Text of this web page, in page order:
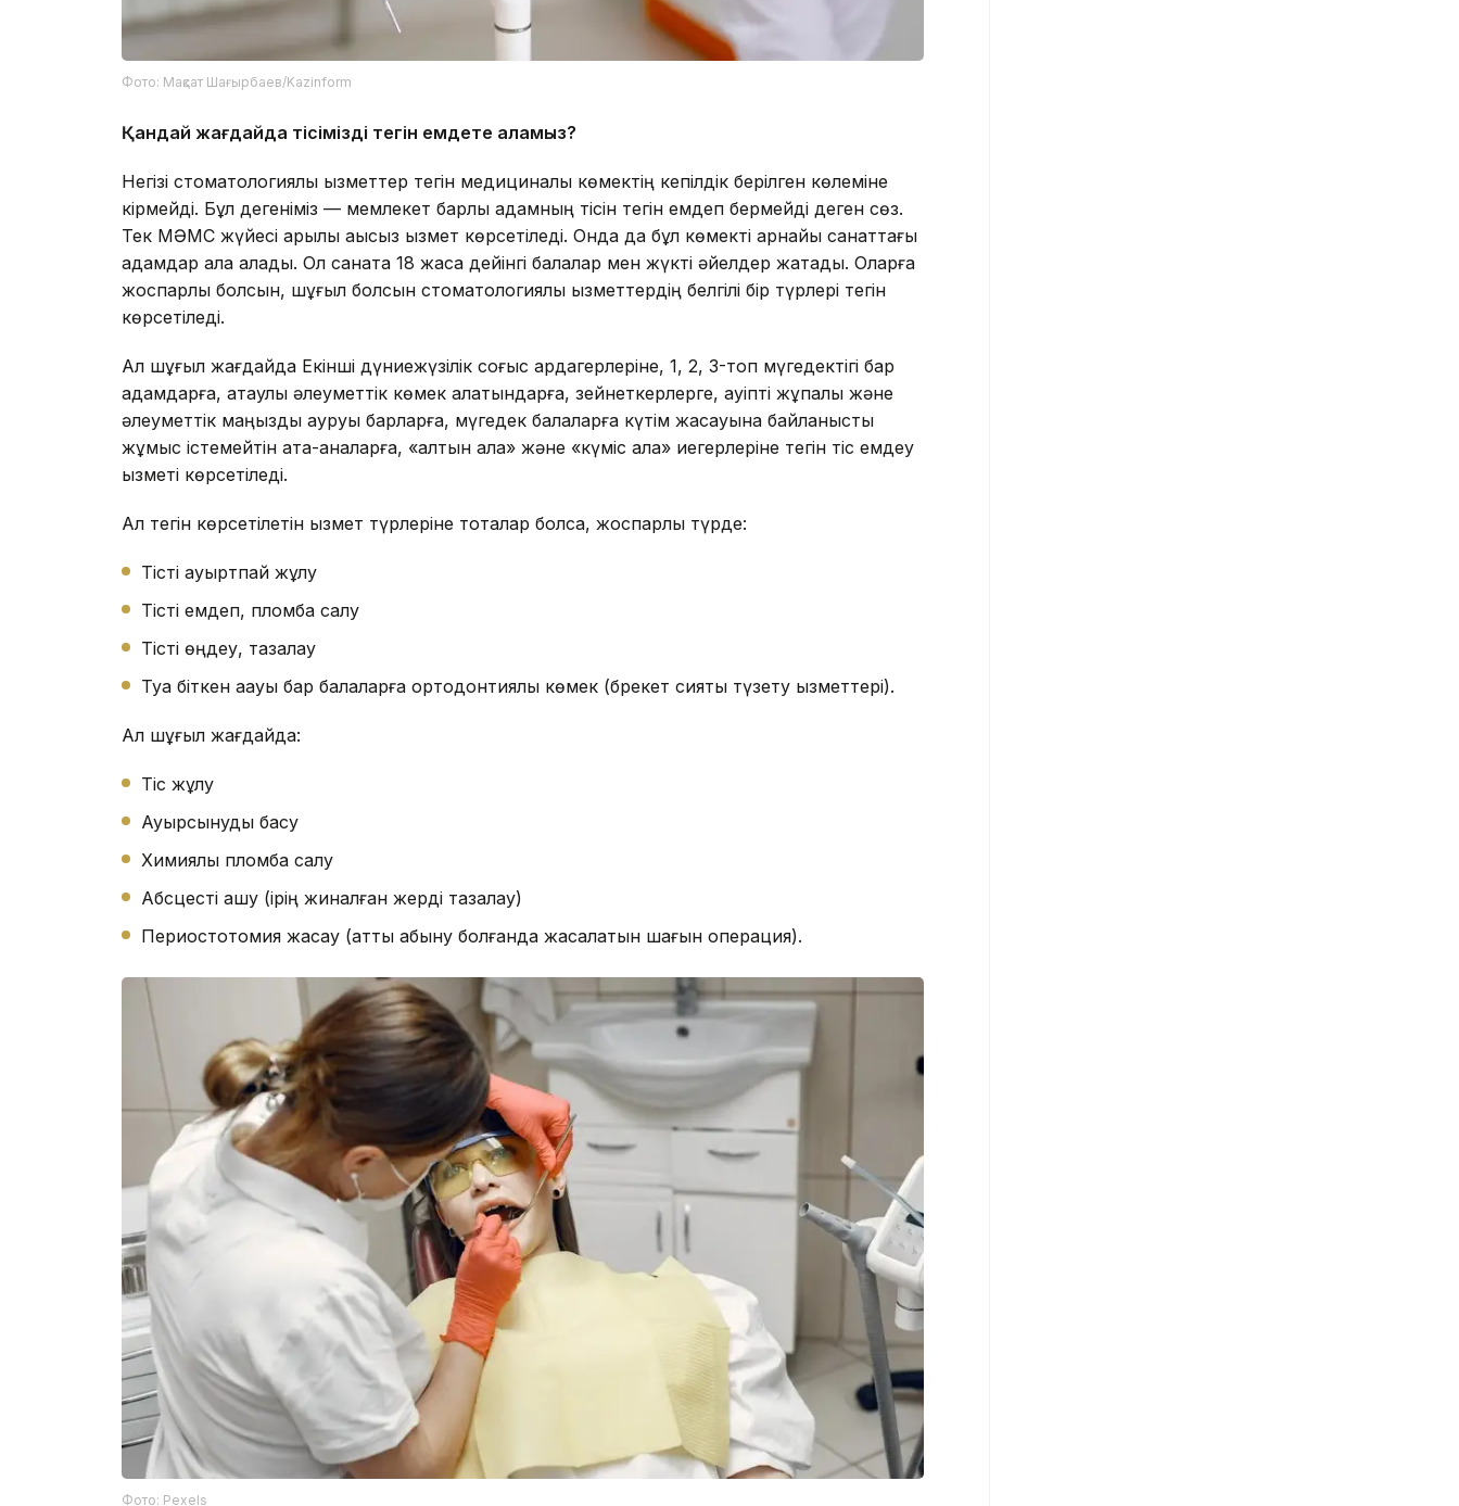
Фото: Мақсат Шағырбаев/Kazinform
Қандай жағдайда тісімізді тегін емдете аламыз?
Негізі стоматологиялық қызметтер тегін медициналық көмектің кепілдік берілген көлеміне
кірмейді. Бұл дегеніміз — мемлекет барлық адамның тісін тегін емдеп бермейді деген сөз.
Тек МӘМС жүйесі арқылы ақысыз қызмет көрсетіледі. Онда да бұл көмекті арнайы санаттағы
адамдар ала алады. Ол санатқа 18 жасқа дейінгі балалар мен жүкті әйелдер жатады. Оларға
жоспарлы болсын, шұғыл болсын стоматологиялық қызметтердің белгілі бір түрлері тегін
көрсетіледі.
Ал шұғыл жағдайда Екінші дүниежүзілік соғыс ардагерлеріне, 1, 2, 3-топ мүгедектігі бар
адамдарға, атаулы әлеуметтік көмек алатындарға, зейнеткерлерге, қауіпті жұқпалы және
әлеуметтік маңызды ауруы барларға, мүгедек балаларға күтім жасауына байланысты
жұмыс істемейтін ата-аналарға, «алтын алқа» және «күміс алқа» иегерлеріне тегін тіс емдеу
қызметі көрсетіледі.
Ал тегін көрсетілетін қызмет түрлеріне тоқталар болсақ, жоспарлы түрде:
Тісті ауыртпай жұлу
Тісті емдеп, пломба салу
Тісті өңдеу, тазалау
Туа біткен ақауы бар балаларға ортодонтиялық көмек (брекет сияқты түзету қызметтері).
Ал шұғыл жағдайда:
Тіс жұлу
Ауырсынуды басу
Химиялық пломба салу
Абсцесті ашу (ірің жиналған жерді тазалау)
Периостотомия жасау (қатты қабыну болғанда жасалатын шағын операция).
Фото: Pexels